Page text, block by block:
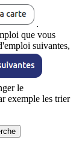
.
que vous
suivantes,
le
exemple les trier